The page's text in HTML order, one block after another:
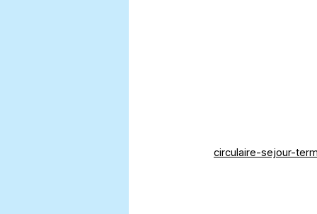
circulaire-sejour-